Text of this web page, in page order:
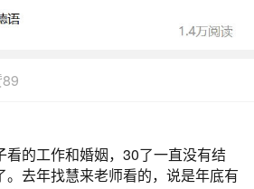
有扇财门，要是没打开，钱财
多么努力拼命去工作也很难赚
无源一场空。开财路，辟财
入也。2、补财库。每个人天生
你这辈子的财富，但是有些可
看的工作和婚姻，30了一直没有结
。去年找慧来老师看的，说是年底有